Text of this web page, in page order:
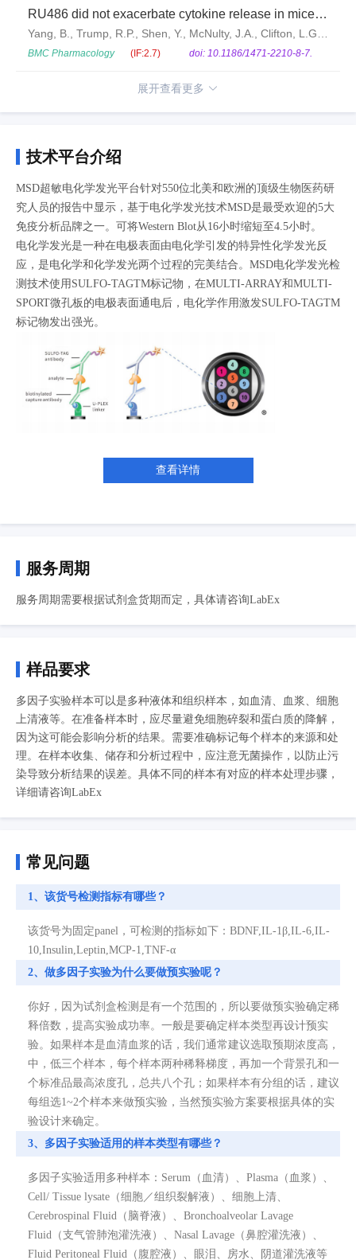
Pinchera, A., Maffei, M.
RU486 did not exacerbate cytokine release in mice
challenged with LPS nor in db/db mice
Yang, B., Trump, R.P., Shen, Y., McNulty, J.A., Clifton, L.G.,
Stimpson, S.A., Lin, P., Pahel, G.L.
BMC Pharmacology (IF:2.7) doi: 10.1186/1471-2210-8-7.
展开查看更多
技术平台介绍
MSD超敏电化学发光平台针对550位北美和欧洲的顶级生物医药研
究人员的报告中显示，基于电化学发光技术MSD是最受欢迎的5大
免疫分析品牌之一。可将Western Blot从16小时缩短至4.5小时。
电化学发光是一种在电极表面由电化学引发的特异性化学发光反
应，是电化学和化学发光两个过程的完美结合。MSD电化学发光检
测技术使用SULFO-TAGTM标记物，在MULTI-ARRAY和MULTI-
SPORT微孔板的电极表面通电后，电化学作用激发SULFO-TAGTM
标记物发出强光。
查看详情
服务周期
服务周期需要根据试剂盒货期而定，具体请咨询LabEx
样品要求
多因子实验样本可以是多种液体和组织样本，如血清、血浆、细胞
上清液等。在准备样本时，应尽量避免细胞碎裂和蛋白质的降解，
因为这可能会影响分析的结果。需要准确标记每个样本的来源和处
理。在样本收集、储存和分析过程中，应注意无菌操作，以防止污
染导致分析结果的误差。具体不同的样本有对应的样本处理步骤，
详细请咨询LabEx
常见问题
1、该货号检测指标有哪些？
该货号为固定panel，可检测的指标如下：BDNF,IL-1β,IL-6,IL-
10,Insulin,Leptin,MCP-1,TNF-α
2、做多因子实验为什么要做预实验呢？
你好，因为试剂盒检测是有一个范围的，所以要做预实验确定稀
释倍数，提高实验成功率。一般是要确定样本类型再设计预实
验。如果样本是血清血浆的话，我们通常建议选取预期浓度高，
中，低三个样本，每个样本两种稀释梯度，再加一个背景孔和一
个标准品最高浓度孔，总共八个孔；如果样本有分组的话，建议
每组选1~2个样本来做预实验，当然预实验方案要根据具体的实
验设计来确定。
3、多因子实验适用的样本类型有哪些？
多因子实验适用多种样本：Serum（血清）、Plasma（血浆）、
Cell/ Tissue lysate（细胞／组织裂解液）、细胞上清、
Cerebrospinal Fluid（脑脊液）、Bronchoalveolar Lavage
Fluid（支气管肺泡灌洗液）、Nasal Lavage（鼻腔灌洗液）、
Fluid Peritoneal Fluid（腹腔液）、眼泪、房水、阴道灌洗液等